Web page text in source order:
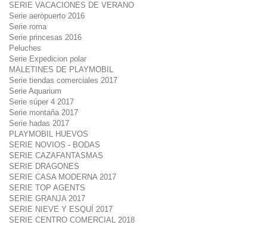
SERIE VACACIONES DE VERANO
Serie aeròpuerto 2016
Serie roma
Serie princesas 2016
Peluches
Serie Expedicion polar
MALETINES DE PLAYMOBIL
Serie tiendas comerciales 2017
Serie Aquarium
Serie súper 4 2017
Serie montaña 2017
Serie hadas 2017
PLAYMOBIL HUEVOS
SERIE NOVIOS - BODAS
SERIE CAZAFANTASMAS
SERIE DRAGONES
SERIE CASA MODERNA 2017
SERIE TOP AGENTS
SERIE GRANJA 2017
SERIE NIEVE Y ESQUÍ 2017
SERIE CENTRO COMERCIAL 2018